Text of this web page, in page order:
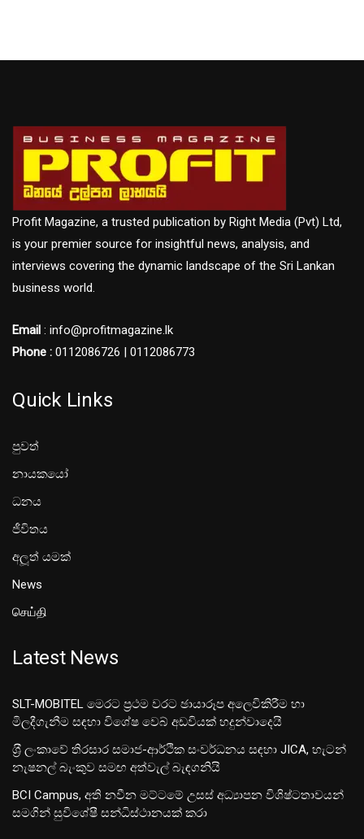
Profit Magazine, a trusted publication by Right Media (Pvt) Ltd,
is your premier source for insightful news, analysis, and
interviews covering the dynamic landscape of the Sri Lankan
business world.
Email : info@profitmagazine.lk
Phone : 0112086726 | 0112086773
Quick Links
පුවත්
නායකයෝ
ධනය
ජීවිතය
අලූත් යමක්
News
செய்தி
Latest News
SLT-MOBITEL මෙරට ප්‍රථම වරට ඡායාරූප අලෙවිකිරීම හා
මිලදීගැනීම සඳහා විශේෂ වෙබ් අඩවියක් හදුන්වාදෙයි
ශ‍්‍රී ලංකාවේ තිරසාර සමාජ-ආර්ථික සංවර්ධනය සඳහා JICA, හැටන්
නැෂනල් බැංකුව සමඟ අත්වැල් බැඳගනියි
BCI Campus, අති නවීන මට්ටමේ උසස් අධ්‍යාපන විශිෂ්ටතාවයන්
සමගින් සුවිශේෂී සන්ධිස්ථානයක් කරා